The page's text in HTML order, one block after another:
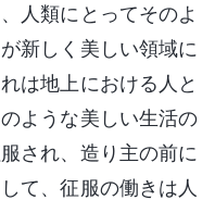
人類にとってそのよ
新しく美しい領域に
は地上における人と
ような美しい生活の
され、造り主の前に
て、征服の働きは人